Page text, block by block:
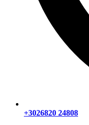
+3026820 24808